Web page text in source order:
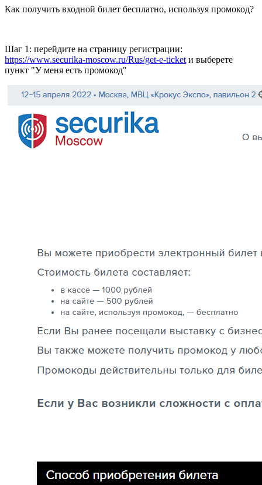
Как получить входной билет бесплатно, используя промокод?
Шаг 1: перейдите на страницу регистрации:
https://www.securika-moscow.ru/Rus/get-e-ticket и выберете
пункт "У меня есть промокод"